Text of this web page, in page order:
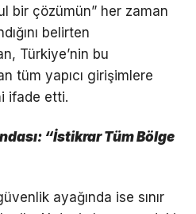
bir çözümün” her zaman
belirten
Türkiye’nin bu
tüm yapıcı girişimlere
ifade etti.
“İstikrar Tüm Bölge
ayağında ise sınır